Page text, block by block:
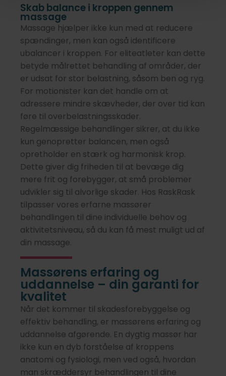
Skab balance i kroppen gennem
massage
Massage hjælper ikke kun med at reducere
spændinger, men kan også identificere
ubalancer i kroppen. For eliteatleter kan dette
betyde målrettet behandling af områder, der
er udsat for stor belastning, såsom ben og ryg.
For motionister kan det handle om at
adressere mindre skævheder, der over tid kan
føre til overbelastningsskader.
Regelmæssige behandlinger sikrer, at du ikke
kun genopretter balancen, men også
opretholder en stærk og harmonisk krop.
Dette giver dig friheden til at bevæge dig
mere frit og forebygger, at små problemer
udvikler sig til alvorlige skader. Hos RaskRask
tilpasser vores erfarne massører
behandlingen til dine individuelle behov og
aktivitetsniveau, så du kan få mest muligt ud af
din massage.
Massørens erfaring og
uddannelse – din garanti for
kvalitet
Når det kommer til skadesforebyggelse og
effektiv behandling, er massørens erfaring og
uddannelse afgørende. En dygtig massør har
ikke kun en dyb forståelse af kroppens
anatomi og fysiologi, men ved også, hvordan
man skræddersyr behandlingen til dine